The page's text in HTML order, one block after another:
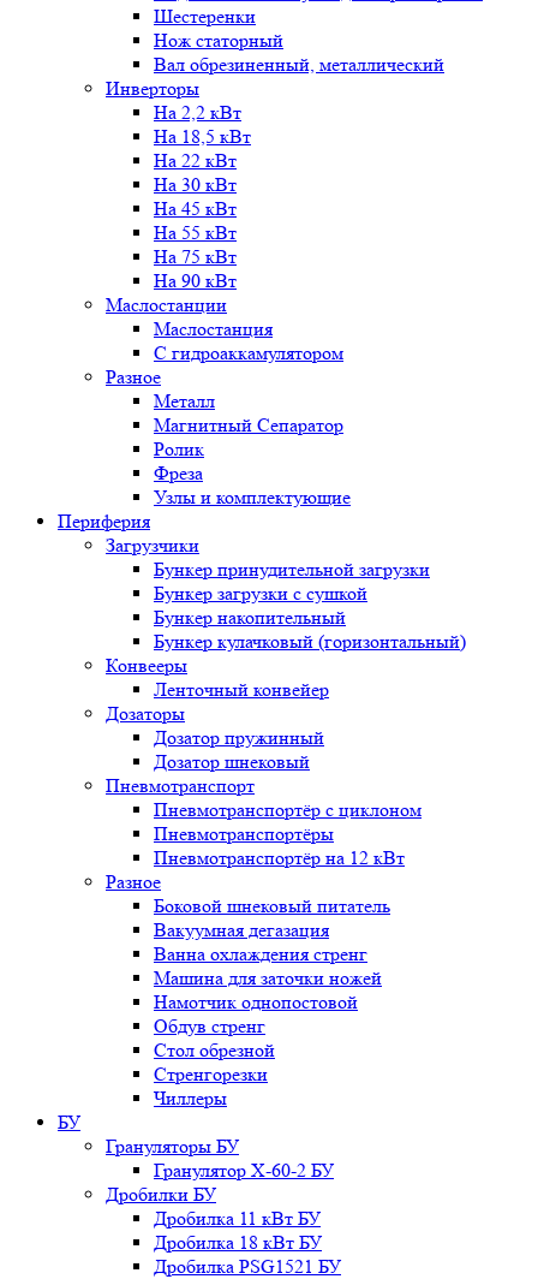
Шестеренки
Нож статорный
Вал обрезиненный, металлический
Инверторы
На 2,2 кВт
На 18,5 кВт
На 22 кВт
На 30 кВт
На 45 кВт
На 55 кВт
На 75 кВт
На 90 кВт
Маслостанции
Маслостанция
С гидроаккамулятором
Разное
Металл
Магнитный Сепаратор
Ролик
Фреза
Узлы и комплектующие
Периферия
Загрузчики
Бункер принудительной загрузки
Бункер загрузки с сушкой
Бункер накопительный
Бункер кулачковый (горизонтальный)
Конвееры
Ленточный конвейер
Дозаторы
Дозатор пружинный
Дозатор шнековый
Пневмотранспорт
Пневмотранспортёр с циклоном
Пневмотранспортёры
Пневмотранспортёр на 12 кВт
Разное
Боковой шнековый питатель
Вакуумная дегазация
Ванна охлаждения стренг
Машина для заточки ножей
Намотчик однопостовой
Обдув стренг
Стол обрезной
Стренгорезки
Чиллеры
БУ
Грануляторы БУ
Гранулятор X-60-2 БУ
Дробилки БУ
Дробилка 11 кВт БУ
Дробилка 18 кВт БУ
Дробилка PSG1521 БУ